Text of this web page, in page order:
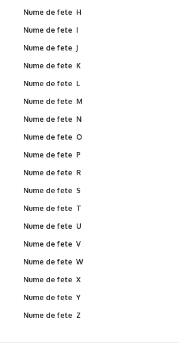
Nume de fete H
Nume de fete I
Nume de fete J
Nume de fete K
Nume de fete L
Nume de fete M
Nume de fete N
Nume de fete O
Nume de fete P
Nume de fete R
Nume de fete S
Nume de fete T
Nume de fete U
Nume de fete V
Nume de fete W
Nume de fete X
Nume de fete Y
Nume de fete Z